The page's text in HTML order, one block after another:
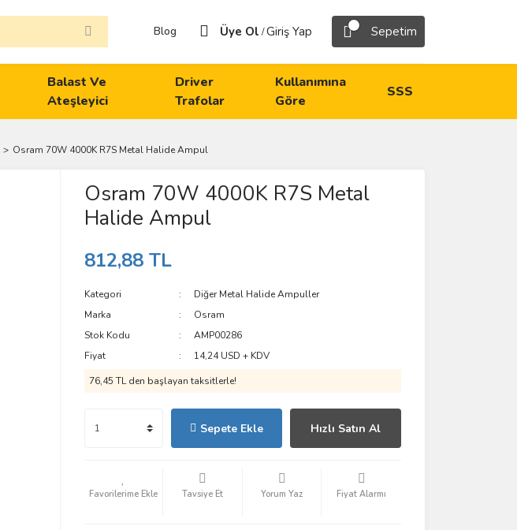
Blog Üye Ol /Giriş Yap Sepetim
Balast Ve
Ateşleyici
Driver
Trafolar
Kullanımına
Göre
SSS
Osram 70W 4000K R7S Metal Halide Ampul
Osram 70W 4000K R7S Metal
Halide Ampul
812,88 TL
Kategori
Diğer Metal Halide Ampuller
Marka
Osram
Stok Kodu
AMP00286
Fiyat
14,24 USD + KDV
76,45 TL den başlayan taksitlerle!
Sepete Ekle Hızlı Satın Al
Tavsiye Et Yorum Yaz Fiyat Alarmı